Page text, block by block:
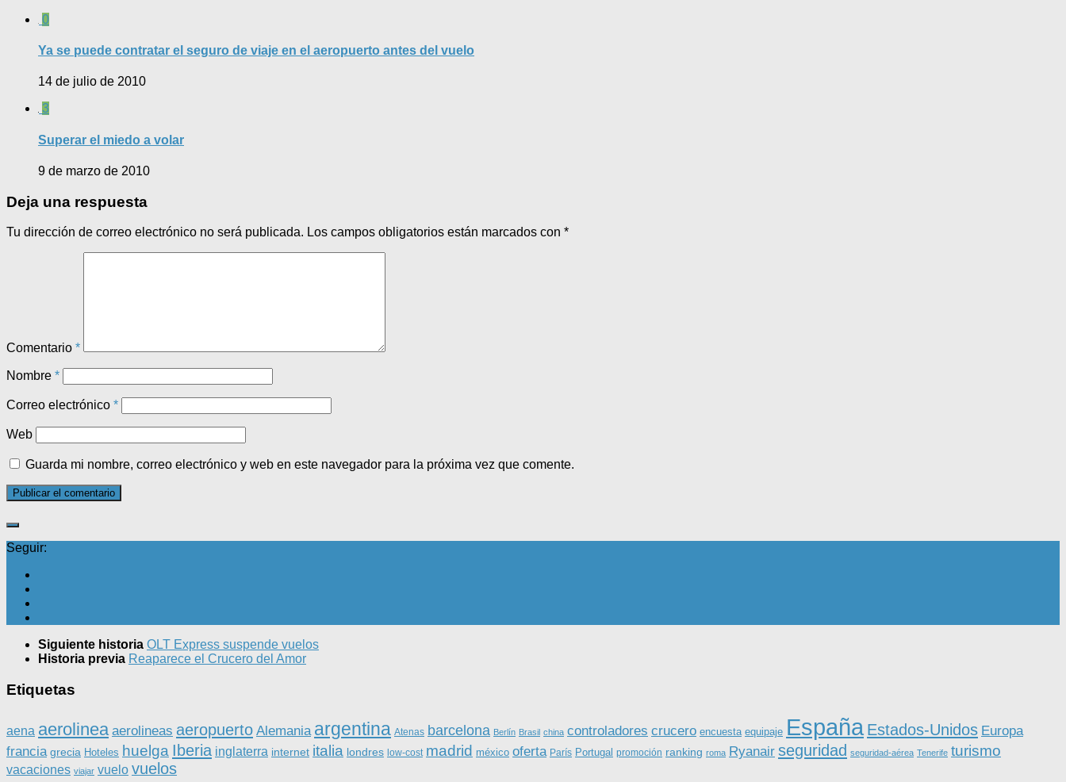
0
Ya se puede contratar el seguro de viaje en el aeropuerto antes del vuelo
14 de julio de 2010
3
Superar el miedo a volar
9 de marzo de 2010
Deja una respuesta
Tu dirección de correo electrónico no será publicada. Los campos obligatorios están marcados con *
Comentario *
Nombre *
Correo electrónico *
Web
Guarda mi nombre, correo electrónico y web en este navegador para la próxima vez que comente.
Seguir:
Siguiente historia OLT Express suspende vuelos
Historia previa Reaparece el Crucero del Amor
Etiquetas
aena aerolinea aerolineas aeropuerto Alemania argentina Atenas barcelona Berlín Brasil china controladores crucero encuesta equipaje España Estados-Unidos Europa
francia grecia Hoteles huelga Iberia inglaterra internet italia londres low-cost madrid méxico oferta París Portugal promoción ranking roma Ryanair seguridad seguridad-aérea Tenerife turismo
vacaciones viajar vuelo vuelos